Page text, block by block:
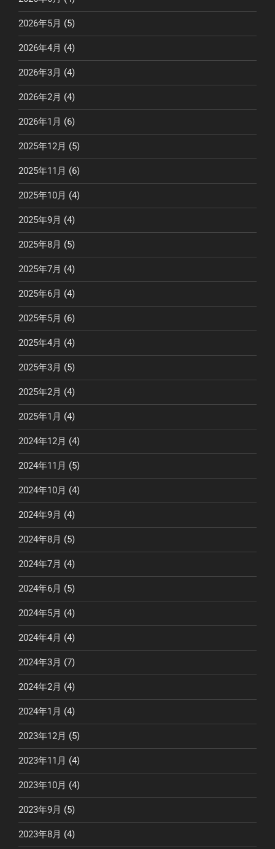
2026年5月 (5)
2026年4月 (4)
2026年3月 (4)
2026年2月 (4)
2026年1月 (6)
2025年12月 (5)
2025年11月 (6)
2025年10月 (4)
2025年9月 (4)
2025年8月 (5)
2025年7月 (4)
2025年6月 (4)
2025年5月 (6)
2025年4月 (4)
2025年3月 (5)
2025年2月 (4)
2025年1月 (4)
2024年12月 (4)
2024年11月 (5)
2024年10月 (4)
2024年9月 (4)
2024年8月 (5)
2024年7月 (4)
2024年6月 (5)
2024年5月 (4)
2024年4月 (4)
2024年3月 (7)
2024年2月 (4)
2024年1月 (4)
2023年12月 (5)
2023年11月 (4)
2023年10月 (4)
2023年9月 (5)
2023年8月 (4)